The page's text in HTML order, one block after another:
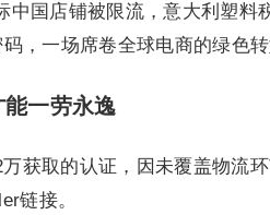
国店铺被限流，意大利塑料
，一场席卷全球电商的绿色转
一劳永逸
获取的认证，因未覆盖物流
链接。